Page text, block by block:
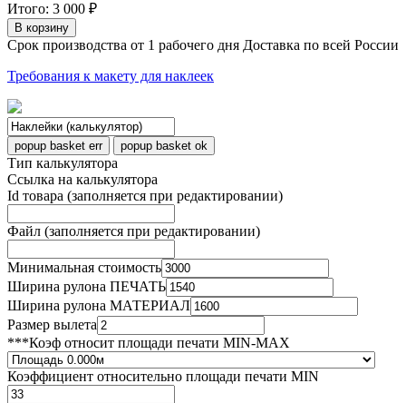
Итого: 3 000 ₽
В корзину
Срок производства от 1 рабочего дня Доставка по всей России
Требования к макету для наклеек
popup basket err popup basket ok
Тип калькулятора
Ссылка на калькулятора
Id товара (заполняется при редактировании)
Файл (заполняется при редактировании)
Минимальная стоимость
Ширина рулона ПЕЧАТЬ
Ширина рулона МАТЕРИАЛ
Размер вылета
***Коэф относит площади печати MIN-MAX
Коэффициент относительно площади печати MIN